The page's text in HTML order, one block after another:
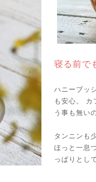
寝る前で
ハニーブッ
も安心。
う事も無い
タンニンも
ほっと一息
っぱりとし